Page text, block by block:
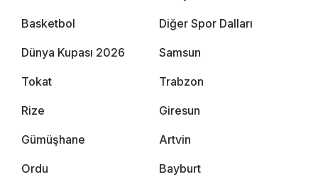
Basketbol Diğer Spor Dalları
Dünya Kupası 2026 Samsun
Tokat Trabzon
Rize Giresun
Gümüşhane Artvin
Ordu Bayburt